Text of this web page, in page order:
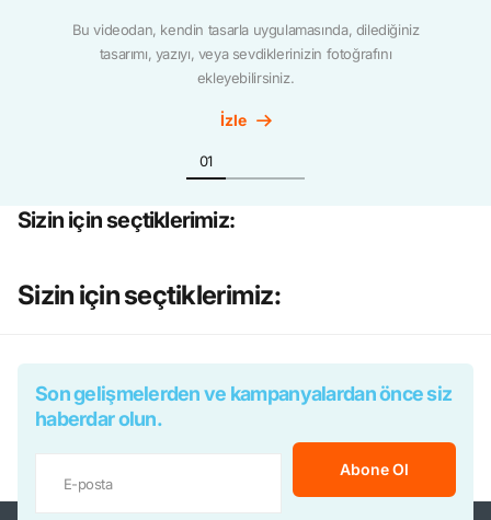
Bu videodan, kendin tasarla uygulamasında, dilediğiniz
tasarımı, yazıyı, veya sevdiklerinizin fotoğrafını
ekleyebilirsiniz.
İzle
Sizin için seçtiklerimiz:
Sizin için seçtiklerimiz:
Son gelişmelerden ve kampanyalardan önce siz
haberdar olun.
Abone Ol